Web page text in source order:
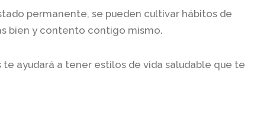
permanente, se pueden cultivar hábitos de
bien y contento contigo mismo.
ayudará a tener estilos de vida saludable que te